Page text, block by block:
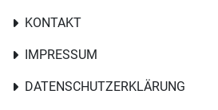
KONTAKT
IMPRESSUM
DATENSCHUTZERKLÄRUNG